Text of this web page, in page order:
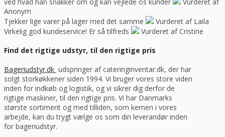
Anonym
Tjekker lige varer på lager med det samme
Vurderet af Laila
Virkelig god kundeservice! Er så tilfreds
Vurderet af Cristine
Find det rigtige udstyr, til den rigtige pris
Bageriudstyr.dk udspringer af cateringinventar.dk, der har
solgt storkøkkener siden 1994. Vi bruger vores store viden
inden for indkøb og logistik, og vi sikrer dig derfor de
rigtige maskiner, til den rigtige pris. Vi har Danmarks
største sortiment og med tilliden, som kernen i vores
arbejde, kan du trygt vælge os som din leverandør inden
for bageriudstyr.